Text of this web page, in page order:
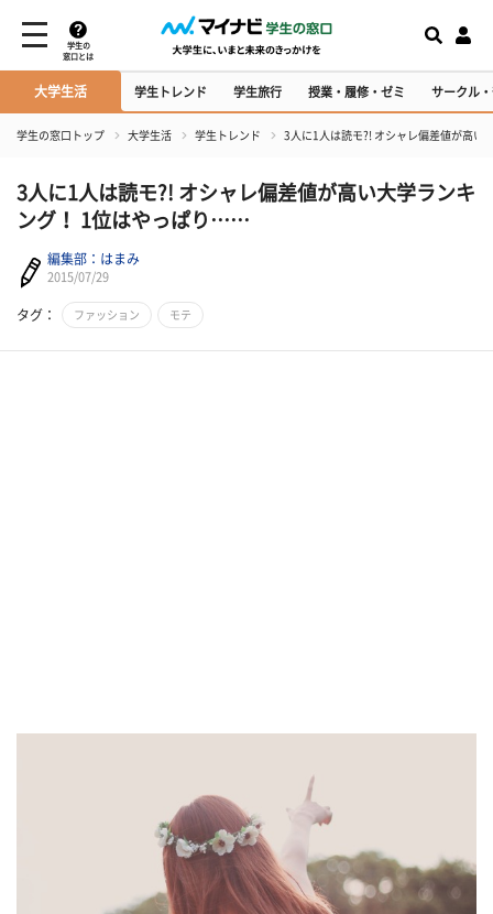
学生の
窓口とは
大学生活 学生トレンド 学生旅行 授業・履修・ゼミ サークル
学生の窓口トップ 大学生活 学生トレンド 3人に1人は読モ?! オシャレ偏差値が高
3人に1人は読モ?! オシャレ偏差値が高い大学ランキ
ング！ 1位はやっぱり……
編集部：はまみ
2015/07/29
タグ： ファッション モテ